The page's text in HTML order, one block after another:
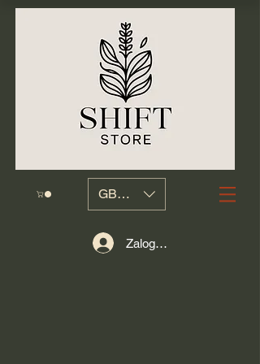
GBP (£)
Zaloguj się